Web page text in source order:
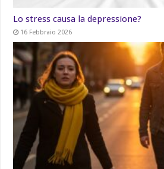
Lo stress causa la depressione?
16 Febbraio 2026